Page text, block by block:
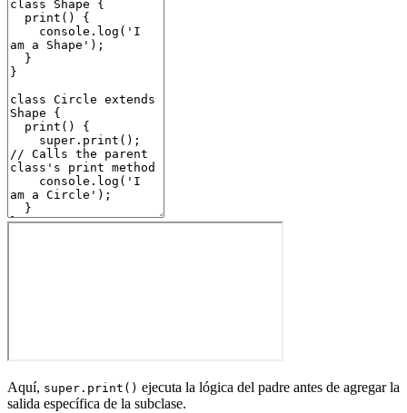
Aquí, super.print() ejecuta la lógica del padre antes de agregar la
salida específica de la subclase.